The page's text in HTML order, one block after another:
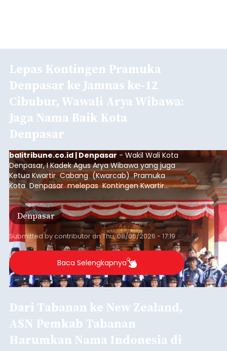
Lepas Kontingen Pramuka
Denpasar ke Jamnas ke-12
Cibubur, Wawali Arya Wibawa:
Jaga Nama Baik Kota
Denpasar
balitribune.co.id | Denpasar- Wakil Wali Kota
Denpasar, I Kadek Agus Arya Wibawa yang juga
Ketua Kwartir Cabang (Kwarcab) Pramuka
Kota Denpasar melepas Kontingen Kwartir
Cabang Gerakan Pramuka Denpasar yang akan
mengikuti Jambore Nasional Pramuka ke-12
Tahun 2026 di Bumi Perkemahan Cibubur,
Jakarta Timur.
Denpasar
Submitted bycontributoronThu, 08/06/2026 - 17:19
Baca Selengkapnya
Dari Tabanan ke New Zealand,
ASN Pemkab Tabanan
Harumkan Nama Indonesia di